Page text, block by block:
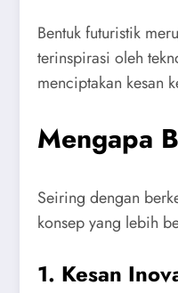
Bentuk futuristik
terinspirasi oleh
menciptakan kesan
Mengapa
Seiring dengan
konsep yang lebih
1. Kesan